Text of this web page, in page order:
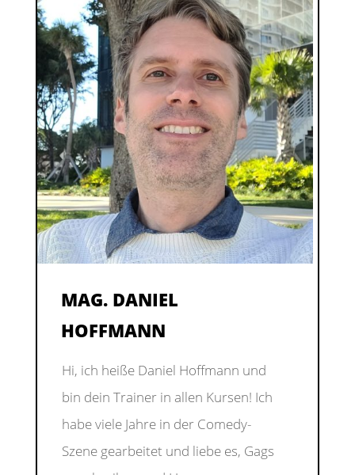
MAG. DANIEL
HOFFMANN
Hi, ich heiße Daniel Hoffmann und
bin dein Trainer in allen Kursen! Ich
habe viele Jahre in der Comedy-
Szene gearbeitet und liebe es, Gags